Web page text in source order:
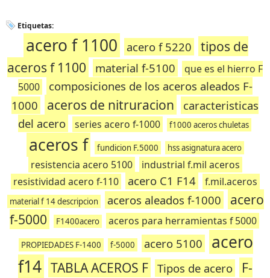
Etiquetas:
acero f 1100 acero f 5220
tipos de
aceros f 1100
material f-5100
que es el hierro F
5000
composiciones de los aceros aleados F-
1000
aceros de nitruracion
caracteristicas
del acero
series acero f-1000 f1000 aceros chuletas
aceros f fundicion F.5000 hss asignatura acero
resistencia acero 5100
industrial f.mil aceros
resistividad acero f-110
acero C1 F14 f.mil.aceros
material f 14 descripcion aceros aleados f-1000
acero
f-5000
F1400acero aceros para herramientas f 5000
PROPIEDADES F-1400 f-5000 acero 5100
acero
f14 TABLA ACEROS F Tipos de acero
F-